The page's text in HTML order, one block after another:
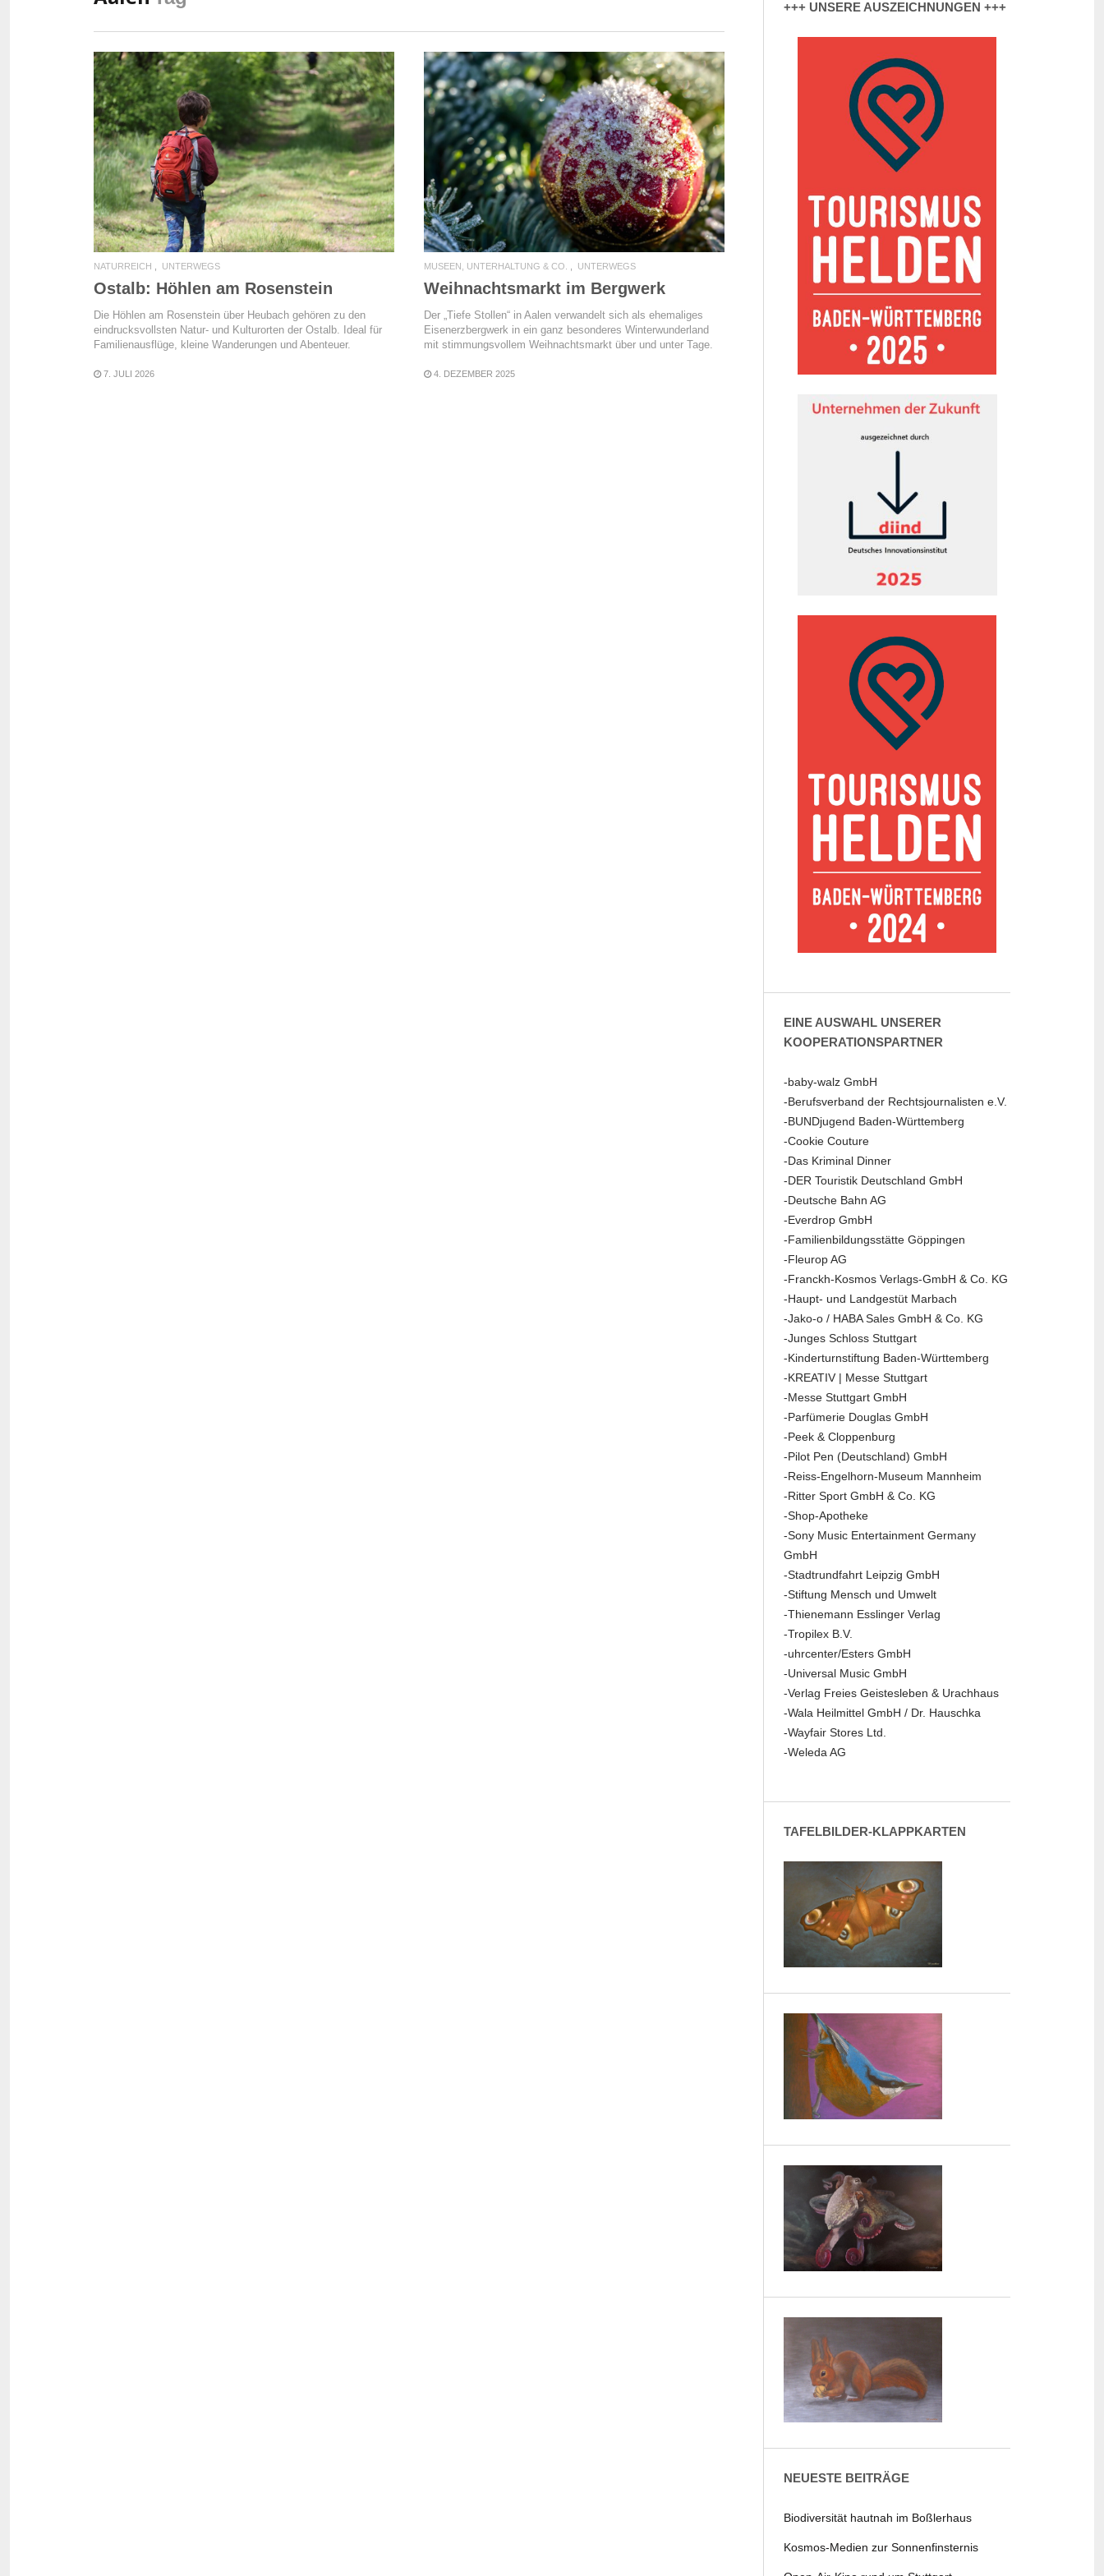
READ MORE
NATURREICH UNTERWEGS
Ostalb: Höhlen am Rosenstein
Die Höhlen am Rosenstein über Heubach gehören zu den
eindrucksvollsten Natur- und Kulturorten der Ostalb. Ideal für
Familienausflüge, kleine Wanderungen und Abenteuer.
7. JULI 2026
READ MORE
MUSEEN, UNTERHALTUNG & CO. UNTERWEGS
Weihnachtsmarkt im Bergwerk
Der „Tiefe Stollen“ in Aalen verwandelt sich als ehemaliges
Eisenerzbergwerk in ein ganz besonderes Winterwunderland
mit stimmungsvollem Weihnachtsmarkt über und unter Tage.
4. DEZEMBER 2025
+++ UNSERE AUSZEICHNUNGEN +++
EINE AUSWAHL UNSERER
KOOPERATIONSPARTNER
-baby-walz GmbH
-Berufsverband der Rechtsjournalisten e.V.
-BUNDjugend Baden-Württemberg
-Cookie Couture
-Das Kriminal Dinner
-DER Touristik Deutschland GmbH
-Deutsche Bahn AG
-Everdrop GmbH
-Familienbildungsstätte Göppingen
-Fleurop AG
-Franckh-Kosmos Verlags-GmbH & Co. KG
-Haupt- und Landgestüt Marbach
-Jako-o / HABA Sales GmbH & Co. KG
-Junges Schloss Stuttgart
-Kinderturnstiftung Baden-Württemberg
-KREATIV | Messe Stuttgart
-Messe Stuttgart GmbH
-Parfümerie Douglas GmbH
-Peek & Cloppenburg
-Pilot Pen (Deutschland) GmbH
-Reiss-Engelhorn-Museum Mannheim
-Ritter Sport GmbH & Co. KG
-Shop-Apotheke
-Sony Music Entertainment Germany
GmbH
-Stadtrundfahrt Leipzig GmbH
-Stiftung Mensch und Umwelt
-Thienemann Esslinger Verlag
-Tropilex B.V.
-uhrcenter/Esters GmbH
-Universal Music GmbH
-Verlag Freies Geistesleben & Urachhaus
-Wala Heilmittel GmbH / Dr. Hauschka
-Wayfair Stores Ltd.
-Weleda AG
TAFELBILDER-KLAPPKARTEN
NEUESTE BEITRÄGE
Biodiversität hautnah im Boßlerhaus
Kosmos-Medien zur Sonnenfinsternis